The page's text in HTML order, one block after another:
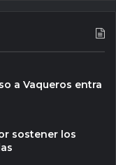
a Vaqueros entra
sostener los